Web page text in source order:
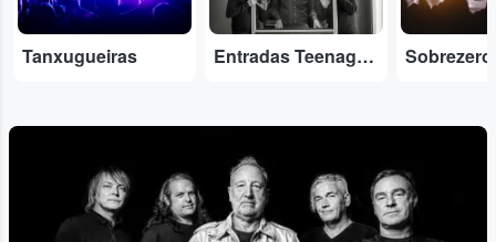
Tanxugueiras Entradas Teenage Fanclub Sobrezero